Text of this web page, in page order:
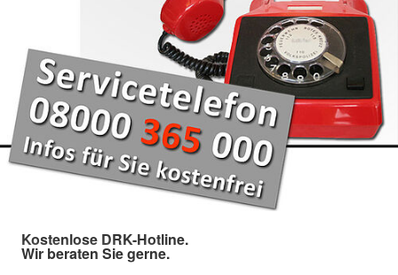
Kostenlose DRK-Hotline.
Wir beraten Sie gerne.